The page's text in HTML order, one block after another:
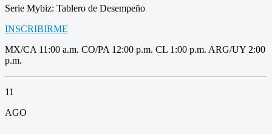
Serie Mybiz: Tablero de Desempeño
INSCRIBIRME
MX/CA 11:00 a.m. CO/PA 12:00 p.m. CL 1:00 p.m. ARG/UY 2:00
p.m.
11
AGO